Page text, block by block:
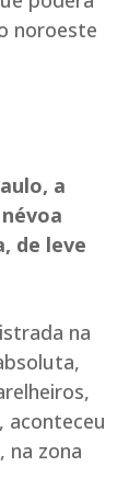
noroeste
a
de leve
na
aconteceu
na zona